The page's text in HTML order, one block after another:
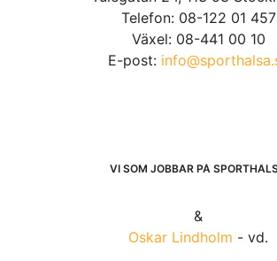
Telefon: 08-122 01 457
Växel: 08-441 00 10
E-post:
VI SOM JOBBAR PÅ
&
Oskar Lindholm - vd.